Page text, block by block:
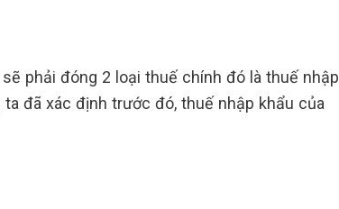
phải đóng 2 loại thuế chính đó là thuế nhập
đã xác định trước đó, thuế nhập khẩu của